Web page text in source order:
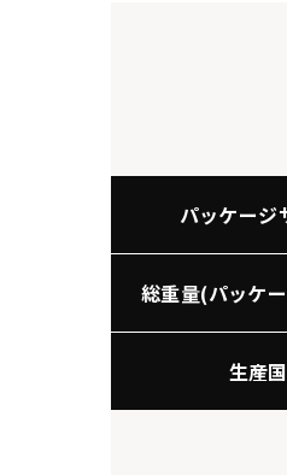
パッケージ
総重量(パッケ
生産国